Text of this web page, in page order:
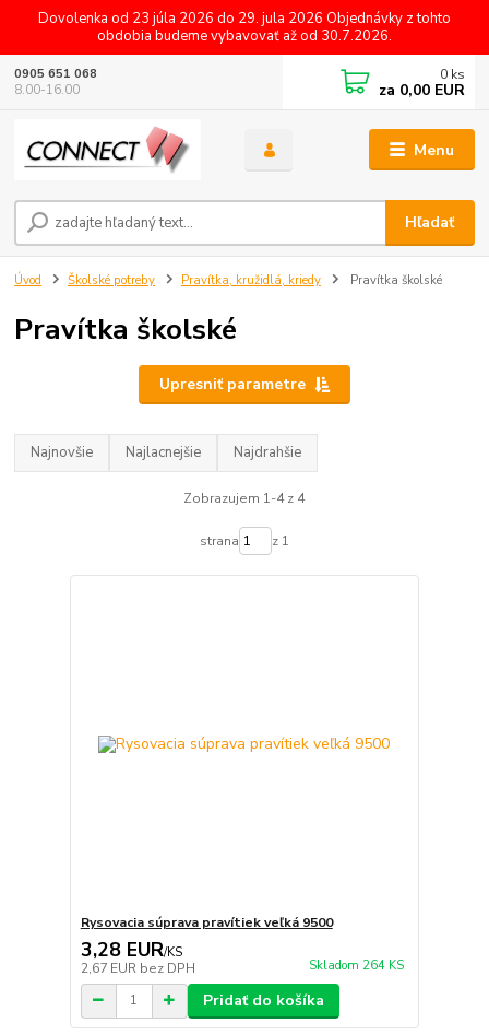
Dovolenka od 23 júla 2026 do 29. jula 2026 Objednávky z tohto
obdobia budeme vybavovať až od 30.7.2026.
Menu
Hľadať
0905 651 068
8.00-16.00
0 ks
za 0,00 EUR
Úvod Školské potreby Pravítka, kružidlá, kriedy Pravítka školské
Pravítka školské
Upresniť parametre
Najnovšie Najlacnejšie Najdrahšie
Zobrazujem 1-4 z 4
strana z 1
Rysovacia súprava pravítiek veľká 9500
3,28 EUR/KS
2,67 EUR bez DPH Skladom 264 KS
Pridať do košíka